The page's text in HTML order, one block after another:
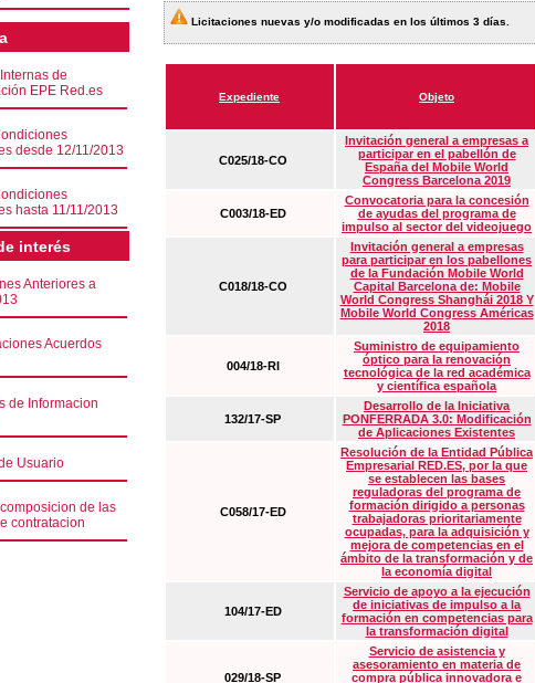
de
EPE Red.es
desde 12/11/2013
hasta 11/11/2013
interés
Anteriores a
Acuerdos
de Informacion
Usuario
de las
contratacion
Licitaciones nuevas y/o modificadas en los últimos 3 días.
Expediente Objeto
C025/18-CO
Invitación general a empresas a
participar en el pabellón de
España del Mobile World
Congress Barcelona 2019
C003/18-ED
Convocatoria para la concesión
de ayudas del programa de
impulso al sector del videojuego
C018/18-CO
Invitación general a empresas
para participar en los pabellones
de la Fundación Mobile World
Capital Barcelona de: Mobile
World Congress Shanghái 2018 Y
Mobile World Congress Américas
2018
004/18-RI
Suministro de equipamiento
óptico para la renovación
tecnológica de la red académica
y científica española
132/17-SP
Desarrollo de la Iniciativa
PONFERRADA 3.0: Modificación
de Aplicaciones Existentes
C058/17-ED
Resolución de la Entidad Pública
Empresarial RED.ES, por la que
se establecen las bases
reguladoras del programa de
formación dirigido a personas
trabajadoras prioritariamente
ocupadas, para la adquisición y
mejora de competencias en el
ámbito de la transformación y de
la economía digital
104/17-ED
Servicio de apoyo a la ejecución
de iniciativas de impulso a la
formación en competencias para
la transformación digital
029/18-SP
Servicio de asistencia y
asesoramiento en materia de
compra pública innovadora e